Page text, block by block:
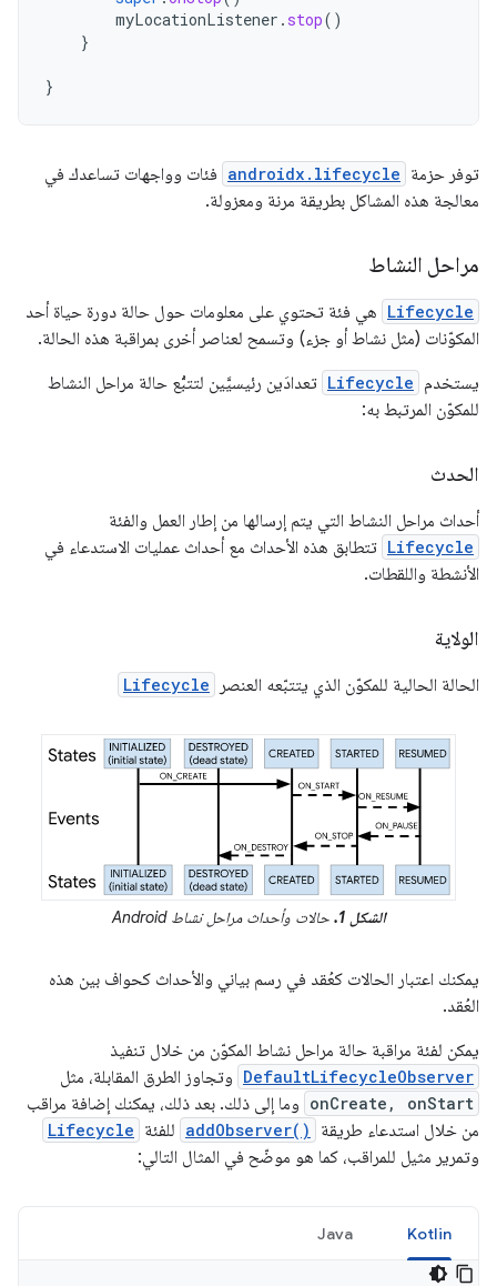
myLocationListener . stop()
}
}
توفر حزمة androidx.lifecycle فئات وواجهات تساعدك في
معالجة هذه المشاكل بطريقة مرنة ومعزولة.
مراحل النشاط
Lifecycle هي فئة تحتوي على معلومات حول حالة دورة حياة أحد
المكوّنات (مثل نشاط أو جزء) وتسمح لعناصر أخرى بمراقبة هذه الحالة.
يستخدم Lifecycle تعدادَين رئيسيَّين لتتبُّع حالة مراحل النشاط
للمكوّن المرتبط به:
الحدث
أحداث مراحل النشاط التي يتم إرسالها من إطار العمل والفئة
Lifecycle تتطابق هذه الأحداث مع أحداث عمليات الاستدعاء في
الأنشطة واللقطات.
الولاية
الحالة الحالية للمكوّن الذي يتتبّعه العنصر Lifecycle
الشكل 1. حالات وأحداث مراحل نشاط Android
يمكنك اعتبار الحالات كعُقد في رسم بياني والأحداث كحواف بين هذه
العُقد.
يمكن لفئة مراقبة حالة مراحل نشاط المكوّن من خلال تنفيذ
DefaultLifecycleObserver وتجاوز الطرق المقابلة، مثل
onCreate, onStart وما إلى ذلك. بعد ذلك، يمكنك إضافة مراقب
من خلال استدعاء طريقة
addObserver() للفئة Lifecycle
وتمرير مثيل للمراقب، كما هو موضّح في المثال التالي:
Kotlin
Java